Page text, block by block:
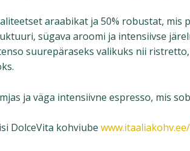
araabikat ja 50% robustat,
sügava aroomi ja intensiivse
suurepäraseks valikuks nii
ja väga intensiivne espresso, mis
DolceVita kohviube